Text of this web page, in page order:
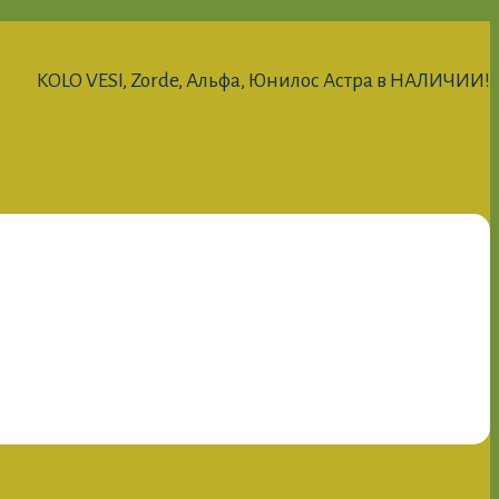
KOLO VESI, Zorde, Альфа, Юнилос Астра в НАЛИЧИИ!